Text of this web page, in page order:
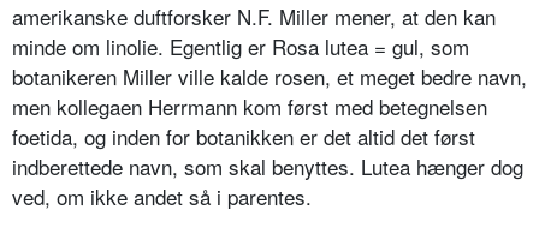
amerikanske duftforsker N.F. Mil­ler mener, at den kan
minde om linolie. Egentlig er Rosa lutea = gul, som
botanikeren Miller ville kalde rosen, et meget bedre navn,
men kollegaen Herrmann kom først med betegnelsen
foetida, og inden for botanikken er det altid det først
indberettede navn, som skal benyttes. Lutea hænger dog
ved, om ikke andet så i parentes.